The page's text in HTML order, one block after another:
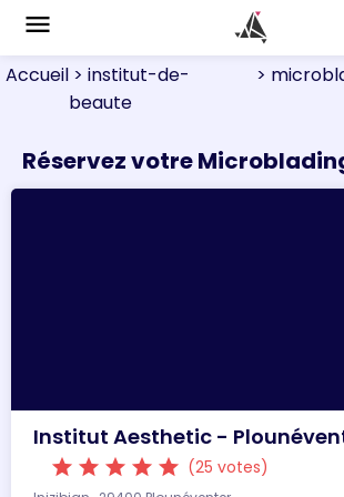
menu
Accueil > institut-de-
beaute
>
Réservez votre
Institut Aesthetic -
star star star star star (25 votes)